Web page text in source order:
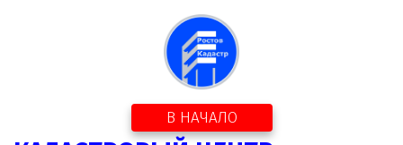
В НАЧАЛО